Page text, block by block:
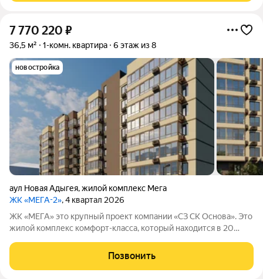
7 770 220 ₽
36,5 м² 1-комн. квартира 6 этаж из 8
новостройка
аул Новая Адыгея,жилой комплекс Мега
ЖК «МЕГА-2», 4 квартал 2026
ЖК «МЕГА» это крупный проект компании «СЗ СК Основа». Это
жилой комплекс комфорт-класса, который находится в 20
Позвонить